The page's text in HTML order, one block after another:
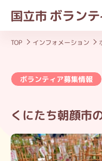
国立市 ボランテ
TOP インフォメーション
ボランティア募集情報
くにたち朝顔市